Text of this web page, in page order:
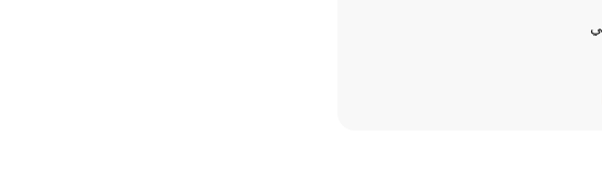
engine that is designed to